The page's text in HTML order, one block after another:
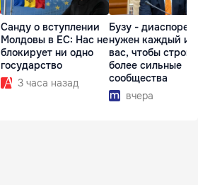
Санду о вступлении
Молдовы в ЕС: Нас не
блокирует ни одно
государство
3 часа назад
Бузу - диаспоре:
нужен каждый из
вас, чтобы
более сильные
сообщества
вчера